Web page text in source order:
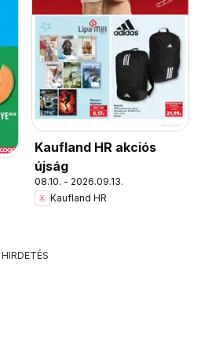
Kaufland HR akciós
újság
08.10. - 2026.09.13.
Kaufland HR
HIRDETÉS